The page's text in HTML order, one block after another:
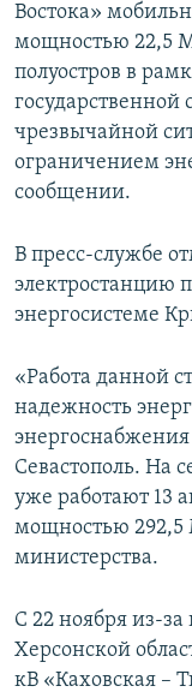
Востока»
мощностью 22,5
полуостров в
чрезвычайной
ограничением
сообщении.
В пресс-службе
электростанцию
энергосистеме
«Работа данной
надежность
Севастополь. На
уже работают 13
мощностью 292,5
министерства.
С 22 ноября из-за
Херсонской
кВ «Каховская –